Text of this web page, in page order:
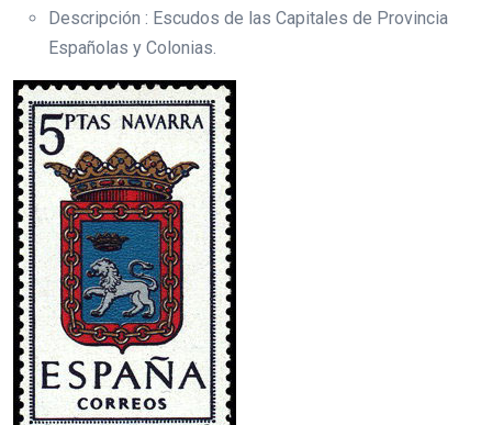
Descripción : Escudos de las Capitales de Provincia
Españolas y Colonias.